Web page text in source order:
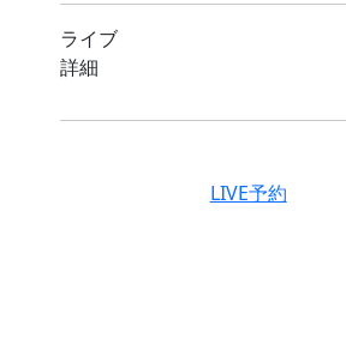
ライブ
詳細
LIVE予約